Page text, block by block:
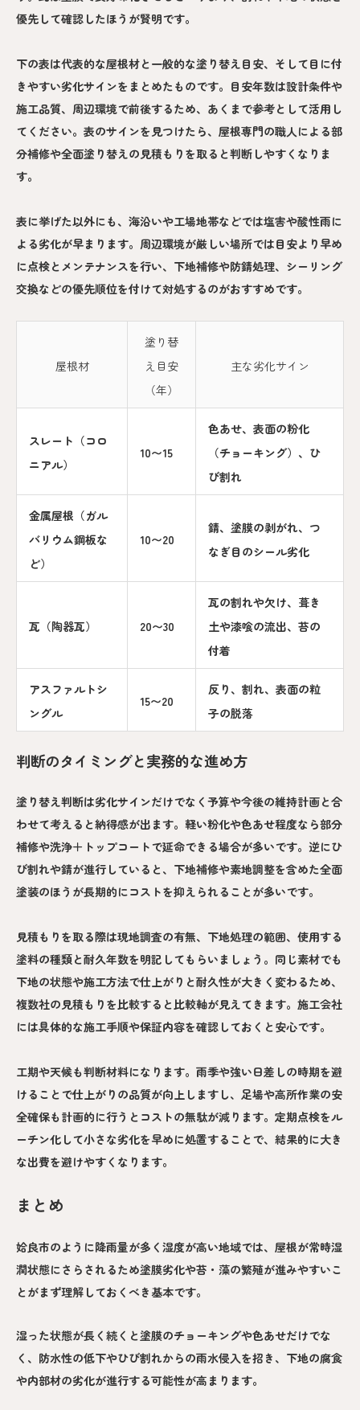
優先して確認したほうが賢明です。
下の表は代表的な屋根材と一般的な塗り替え目安、そして目に付
きやすい劣化サインをまとめたものです。目安年数は設計条件や
施工品質、周辺環境で前後するため、あくまで参考として活用し
てください。表のサインを見つけたら、屋根専門の職人による部
分補修や全面塗り替えの見積もりを取ると判断しやすくなりま
す。
表に挙げた以外にも、海沿いや工場地帯などでは塩害や酸性雨に
よる劣化が早まります。周辺環境が厳しい場所では目安より早め
に点検とメンテナンスを行い、下地補修や防錆処理、シーリング
交換などの優先順位を付けて対処するのがおすすめです。
屋根材
塗り替
え目安
（年）
主な劣化サイン
スレート（コロ
ニアル）
10〜15
色あせ、表面の粉化
（チョーキング）、ひ
び割れ
金属屋根（ガル
バリウム鋼板な
ど）
10〜20
錆、塗膜の剥がれ、つ
なぎ目のシール劣化
瓦（陶器瓦） 20〜30
瓦の割れや欠け、葺き
土や漆喰の流出、苔の
付着
アスファルトシ
ングル
15〜20
反り、割れ、表面の粒
子の脱落
判断のタイミングと実務的な進め方
塗り替え判断は劣化サインだけでなく予算や今後の維持計画と合
わせて考えると納得感が出ます。軽い粉化や色あせ程度なら部分
補修や洗浄＋トップコートで延命できる場合が多いです。逆にひ
び割れや錆が進行していると、下地補修や素地調整を含めた全面
塗装のほうが長期的にコストを抑えられることが多いです。
見積もりを取る際は現地調査の有無、下地処理の範囲、使用する
塗料の種類と耐久年数を明記してもらいましょう。同じ素材でも
下地の状態や施工方法で仕上がりと耐久性が大きく変わるため、
複数社の見積もりを比較すると比較軸が見えてきます。施工会社
には具体的な施工手順や保証内容を確認しておくと安心です。
工期や天候も判断材料になります。雨季や強い日差しの時期を避
けることで仕上がりの品質が向上しますし、足場や高所作業の安
全確保も計画的に行うとコストの無駄が減ります。定期点検をル
ーチン化して小さな劣化を早めに処置することで、結果的に大き
な出費を避けやすくなります。
まとめ
姶良市のように降雨量が多く湿度が高い地域では、屋根が常時湿
潤状態にさらされるため塗膜劣化や苔・藻の繁殖が進みやすいこ
とがまず理解しておくべき基本です。
湿った状態が長く続くと塗膜のチョーキングや色あせだけでな
く、防水性の低下やひび割れからの雨水侵入を招き、下地の腐食
や内部材の劣化が進行する可能性が高まります。